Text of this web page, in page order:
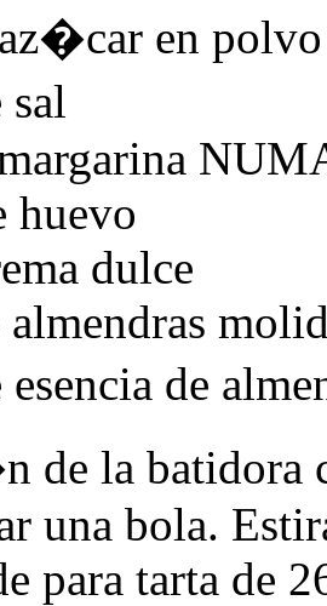
en polvo
huevo
dulce
almendras
de
de la batidora
una bola.
para tarta de